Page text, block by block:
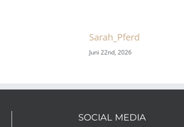
Sarah_Pferd
Juni 22nd, 2026
SOCIAL MEDIA